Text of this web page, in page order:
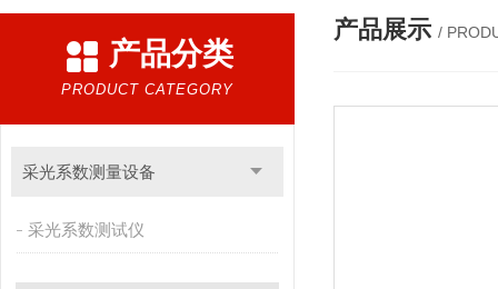
产品分类
PRODUCT CATEGORY
采光系数测量设备
采光系数测试仪
产品展示 /